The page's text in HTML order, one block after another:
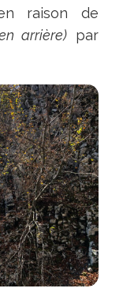
raison de
arrière) par